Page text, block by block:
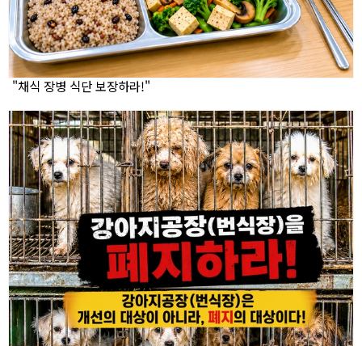
"채식 장병 식단 보장하라!"